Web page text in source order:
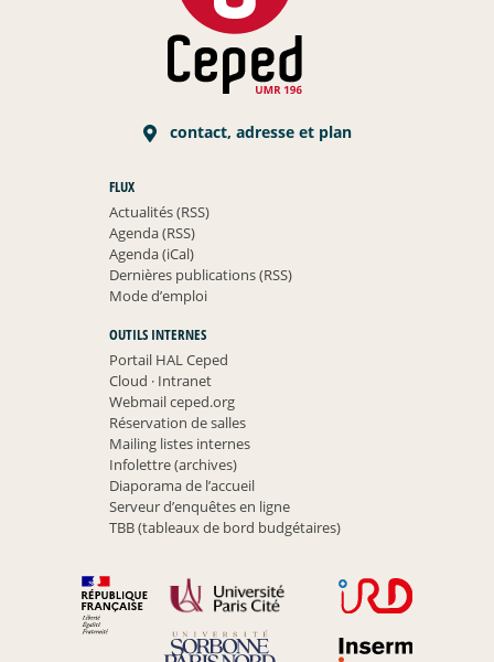
contact, adresse et plan
FLUX
Actualités (RSS)
Agenda (RSS)
Agenda (iCal)
Dernières publications (RSS)
Mode d’emploi
OUTILS INTERNES
Portail HAL Ceped
Cloud ·Intranet
Webmail ceped.org
Réservation de salles
Mailing listes internes
Infolettre (archives)
Diaporama de l’accueil
Serveur d’enquêtes en ligne
TBB (tableaux de bord budgétaires)